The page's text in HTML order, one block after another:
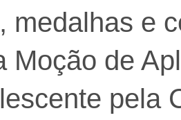
medalhas e
Moção de
pela